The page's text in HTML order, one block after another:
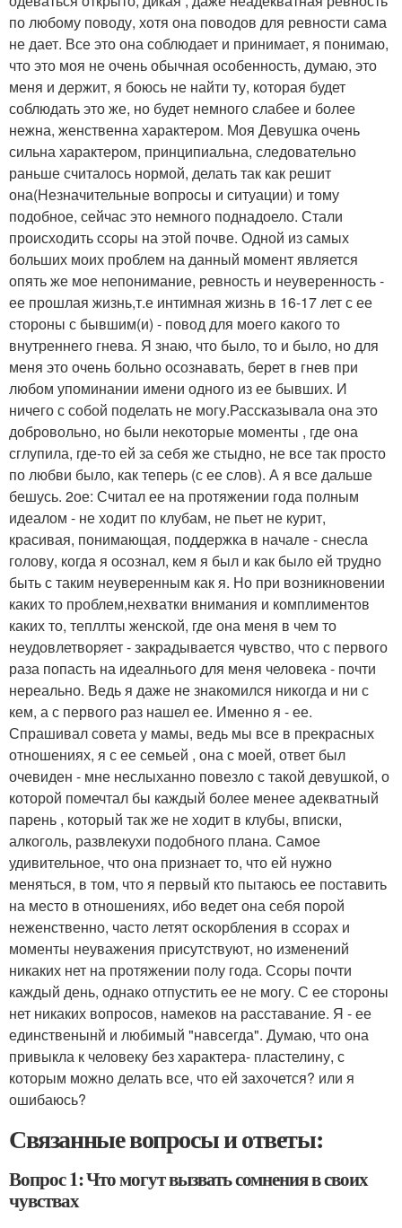
по любому поводу, хотя она поводов для ревности сама
не дает. Все это она соблюдает и принимает, я понимаю,
что это моя не очень обычная особенность, думаю, это
меня и держит, я боюсь не найти ту, которая будет
соблюдать это же, но будет немного слабее и более
нежна, женственна характером. Моя Девушка очень
сильна характером, принципиальна, следовательно
раньше считалось нормой, делать так как решит
она(Незначительные вопросы и ситуации) и тому
подобное, сейчас это немного поднадоело. Стали
происходить ссоры на этой почве. Одной из самых
больших моих проблем на данный момент является
опять же мое непонимание, ревность и неуверенность -
ее прошлая жизнь,т.е интимная жизнь в 16-17 лет с ее
стороны с бывшим(и) - повод для моего какого то
внутреннего гнева. Я знаю, что было, то и было, но для
меня это очень больно осознавать, берет в гнев при
любом упоминании имени одного из ее бывших. И
ничего с собой поделать не могу.Рассказывала она это
добровольно, но были некоторые моменты , где она
сглупила, где-то ей за себя же стыдно, не все так просто
по любви было, как теперь (с ее слов). А я все дальше
бешусь. 2ое: Считал ее на протяжении года полным
идеалом - не ходит по клубам, не пьет не курит,
красивая, понимающая, поддержка в начале - снесла
голову, когда я осознал, кем я был и как было ей трудно
быть с таким неуверенным как я. Но при возникновении
каких то проблем,нехватки внимания и комплиментов
каких то, тепллты женской, где она меня в чем то
неудовлетворяет - закрадывается чувство, что с первого
раза попасть на идеалнього для меня человека - почти
нереально. Ведь я даже не знакомился никогда и ни с
кем, а с первого раз нашел ее. Именно я - ее.
Спрашивал совета у мамы, ведь мы все в прекрасных
отношениях, я с ее семьей , она с моей, ответ был
очевиден - мне неслыханно повезло с такой девушкой, о
которой помечтал бы каждый более менее адекватный
парень , который так же не ходит в клубы, вписки,
алкоголь, развлекухи подобного плана. Самое
удивительное, что она признает то, что ей нужно
меняться, в том, что я первый кто пытаюсь ее поставить
на место в отношениях, ибо ведет она себя порой
неженственно, часто летят оскорбления в ссорах и
моменты неуважения присутствуют, но изменений
никаких нет на протяжении полу года. Ссоры почти
каждый день, однако отпустить ее не могу. С ее стороны
нет никаких вопросов, намеков на расставание. Я - ее
единственынй и любимый "навсегда". Думаю, что она
привыкла к человеку без характера- пластелину, с
которым можно делать все, что ей захочется? или я
ошибаюсь?
Связанные вопросы и ответы:
Вопрос 1: Что могут вызвать сомнения в своих
чувствах